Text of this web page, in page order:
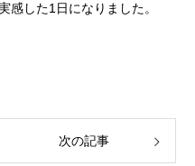
感した1日になりました。
次の記事